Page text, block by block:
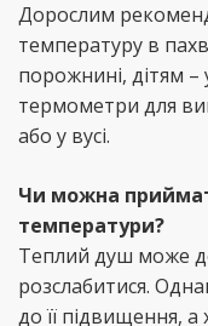
Дорослим
температуру в
порожнині, дітям
термометри для
або у вусі.
Чи можна
температури?
Теплий душ може
розслабитися.
до її підвищення,